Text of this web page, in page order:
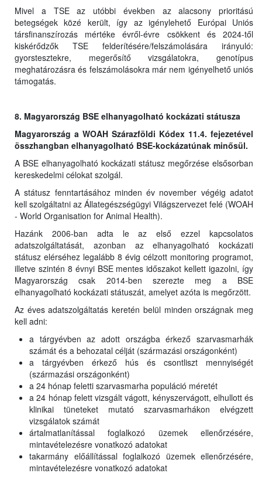
Mivel a TSE az utóbbi években az alacsony prioritású
betegségek közé került, így az igénylehető Európai Uniós
társfinanszírozás mértéke évről-évre csökkent és 2024-től
kiskérődzők TSE felderítésére/felszámolására irányuló:
gyorstesztekre, megerősítő vizsgálatokra, genotípus
meghatározásra és felszámolásokra már nem igényelhető uniós
támogatás.
8. Magyarország BSE elhanyagolható kockázati státusza
Magyarország a WOAH Szárazföldi Kódex 11.4. fejezetével
összhangban elhanyagolható BSE-kockázatúnak minősül.
A BSE elhanyagolható kockázati státusz megőrzése elsősorban
kereskedelmi célokat szolgál.
A státusz fenntartásához minden év november végéig adatot
kell szolgáltatni az Állategészségügyi Világszervezet felé (WOAH
- World Organisation for Animal Health).
Hazánk 2006-ban adta le az első ezzel kapcsolatos
adatszolgáltatását, azonban az elhanyagolható kockázati
státusz elérséhez legalább 8 évig célzott monitoring programot,
illetve szintén 8 évnyi BSE mentes időszakot kellett igazolni, így
Magyarország csak 2014-ben szerezte meg a BSE
elhanyagolható kockázati státuszát, amelyet azóta is megőrzött.
Az éves adatszolgáltatás keretén belül minden országnak meg
kell adni:
a tárgyévben az adott országba érkező szarvasmarhák
számát és a behozatal célját (származási országonként)
a tárgyévben érkező hús és csontliszt mennyiségét
(származási országonként)
a 24 hónap feletti szarvasmarha populáció méretét
a 24 hónap felett vizsgált vágott, kényszervágott, elhullott és
klinikai tüneteket mutató szarvasmarhákon elvégzett
vizsgálatok számát
ártalmatlanítással foglalkozó üzemek ellenőrzésére,
mintavételezésre vonatkozó adatokat
takarmány előállítással foglalkozó üzemek ellenőrzésére,
mintavételezésre vonatkozó adatokat